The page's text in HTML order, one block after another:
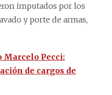
imputados por los
y porte de armas,
Marcelo Pecci:
de cargos de